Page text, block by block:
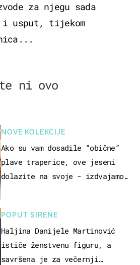
za njegu sada
i usput, tijekom
ni ovo
NOVE KOLEKCIJE
Ako su vam dosadile “obične”
plave traperice, ove jeseni
dolazite na svoje - izdvajamo
POPUT SIRENE
Haljina Danijele Martinović
ističe ženstvenu figuru, a
savršena je za večernji